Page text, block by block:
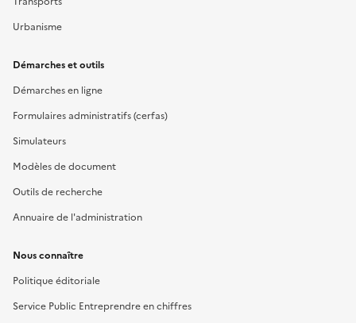
Urbanisme
Démarches et outils
Démarches en ligne
Formulaires administratifs (cerfas)
Simulateurs
Modèles de document
Outils de recherche
Annuaire de l'administration
Nous connaître
Politique éditoriale
Service Public Entreprendre en chiffres